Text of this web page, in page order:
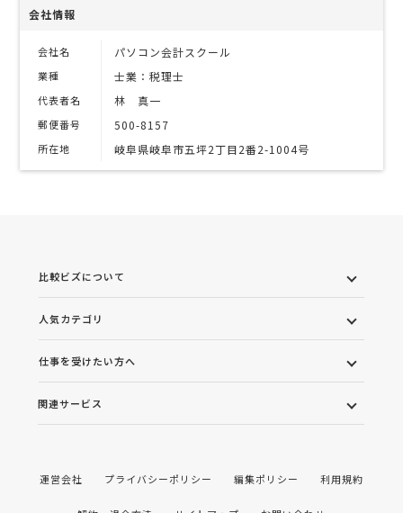
会社情報
会社名 パソコン会計スクール
業種 士業：税理士
代表者名 林 真一
郵便番号 500-8157
所在地 岐阜県岐阜市五坪2丁目2番2-1004号
比較ビズについて
人気カテゴリ
仕事を受けたい方へ
関連サービス
運営会社 プライバシーポリシー 編集ポリシー 利用規約